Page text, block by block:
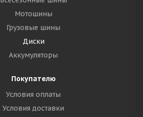
Мотошины
Грузовые шины
Диски
Аккумуляторы
Покупателю
Условия оплаты
Условия доставки